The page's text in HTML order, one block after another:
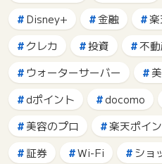
Disney+
金融
クレカ
投資
不
ウォーターサーバー
dポイント
docomo
美容のプロ
楽天ポイ
証券
Wi-Fi ショ